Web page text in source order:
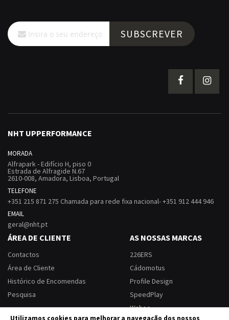
Utilizamos cookies para melhorar a navegação dos nossos
Subscreva
a
nossa
SUBSCREVER
NHT UPPERFORMANCE
MORADA
Alfrapark - Edifício H, piso 0
Estrada de Alfragide N.67
2610-008, Amadora, Lisboa, Portugal
TELEFONE
+351 215 871 275 Chamada para rede fixa nacional- +351 912 444 946
EMAIL
geral@nht.pt
ÁREA DE CLIENTE
Contactos
Área de Cliente
Histórico de Encomendas
Pesquisa
AS NOSSAS MARCAS
226ERS
Cádomotus
Profile Design
SpeedPlay
Wahoo